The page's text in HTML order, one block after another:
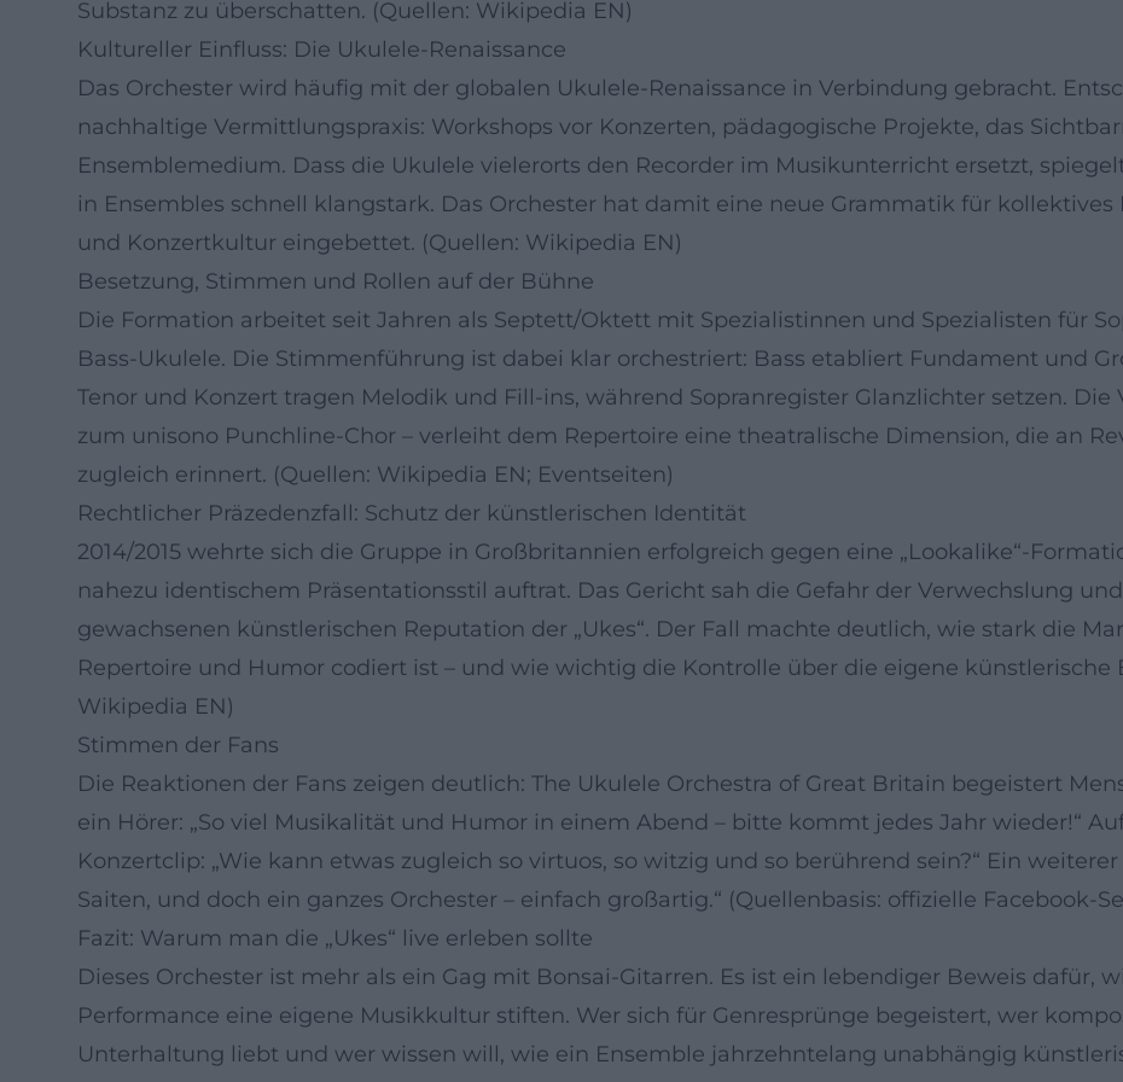
Substanz zu überschatten. (Quellen: Wikipedia EN)
Kultureller Einfluss: Die Ukulele-Renaissance
Das Orchester wird häufig mit der globalen Ukulele-Renaissance in Verbindung gebracht.
nachhaltige Vermittlungspraxis: Workshops vor Konzerten, pädagogische Projekte, das
Ensemblemedium. Dass die Ukulele vielerorts den Recorder im Musikunterricht ersetzt,
in Ensembles schnell klangstark. Das Orchester hat damit eine neue Grammatik für kollektives
und Konzertkultur eingebettet. (Quellen: Wikipedia EN)
Besetzung, Stimmen und Rollen auf der Bühne
Die Formation arbeitet seit Jahren als Septett/Oktett mit Spezialistinnen und Spezialisten für
Bass-Ukulele. Die Stimmenführung ist dabei klar orchestriert: Bass etabliert Fundament und
Tenor und Konzert tragen Melodik und Fill-ins, während Sopranregister Glanzlichter setzen. Die
zum unisono Punchline-Chor – verleiht dem Repertoire eine theatralische Dimension, die an
zugleich erinnert. (Quellen: Wikipedia EN; Eventseiten)
Rechtlicher Präzedenzfall: Schutz der künstlerischen Identität
2014/2015 wehrte sich die Gruppe in Großbritannien erfolgreich gegen eine „Lookalike“-
nahezu identischem Präsentationsstil auftrat. Das Gericht sah die Gefahr der Verwechslung
gewachsenen künstlerischen Reputation der „Ukes“. Der Fall machte deutlich, wie stark die
Repertoire und Humor codiert ist – und wie wichtig die Kontrolle über die eigene künstlerische
Wikipedia EN)
Stimmen der Fans
Die Reaktionen der Fans zeigen deutlich: The Ukulele Orchestra of Great Britain begeistert
ein Hörer: „So viel Musikalität und Humor in einem Abend – bitte kommt jedes Jahr wieder!“
Konzertclip: „Wie kann etwas zugleich so virtuos, so witzig und so berührend sein?“ Ein
Saiten, und doch ein ganzes Orchester – einfach großartig.“ (Quellenbasis: offizielle Facebook-
Fazit: Warum man die „Ukes“ live erleben sollte
Dieses Orchester ist mehr als ein Gag mit Bonsai-Gitarren. Es ist ein lebendiger Beweis dafür,
Performance eine eigene Musikkultur stiften. Wer sich für Genresprünge begeistert, wer
Unterhaltung liebt und wer wissen will, wie ein Ensemble jahrzehntelang unabhängig